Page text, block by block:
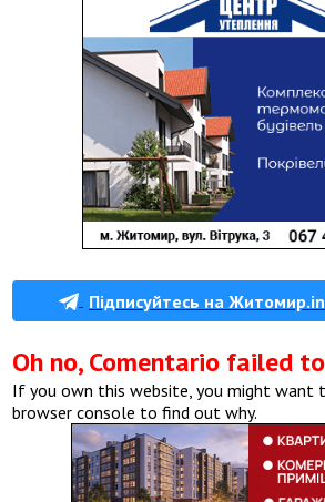
Підписуйтесь на
Oh no, Comentario failed
If you own this website, you might want
browser console to find out why.